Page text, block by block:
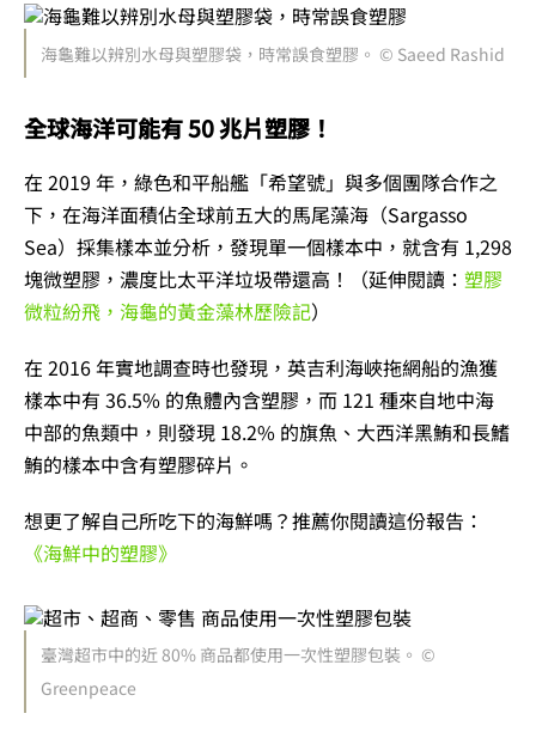
海龜難以辨別水母與塑膠袋，時常誤食塑膠。 © Saeed Rashid
全球海洋可能有 50 兆片塑膠！
在 2019 年，綠色和平船艦「希望號」與多個團隊合作之
下，在海洋面積佔全球前五大的馬尾藻海（Sargasso
Sea）採集樣本並分析，發現單一個樣本中，就含有 1,298
塊微塑膠，濃度比太平洋垃圾帶還高！
（延伸閱讀： 塑膠
微粒紛飛，海龜的黃金藻林歷險記）
在 2016 年實地調查時也發現，英吉利海峽拖網船的漁獲
樣本中有 36.5% 的魚體內含塑膠，而 121 種來自地中海
中部的魚類中，則發現 18.2% 的旗魚、大西洋黑鮪和長鰭
鮪的樣本中含有塑膠碎片。
想更了解自己所吃下的海鮮嗎？推薦你閱讀這份報告：
《海鮮中的塑膠》
臺灣超市中的近 80% 商品都使用一次性塑膠包裝。 ©
Greenpeace